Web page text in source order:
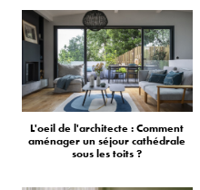
L'oeil de l'architecte : Comment
aménager un séjour cathédrale
sous les toits ?